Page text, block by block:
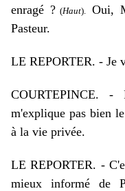
enragé ?(Haut). Oui,
Pasteur.
LE REPORTER. - Je
COURTEPINCE. -
m'explique pas bien
à la vie privée.
LE REPORTER. -
mieux informé de